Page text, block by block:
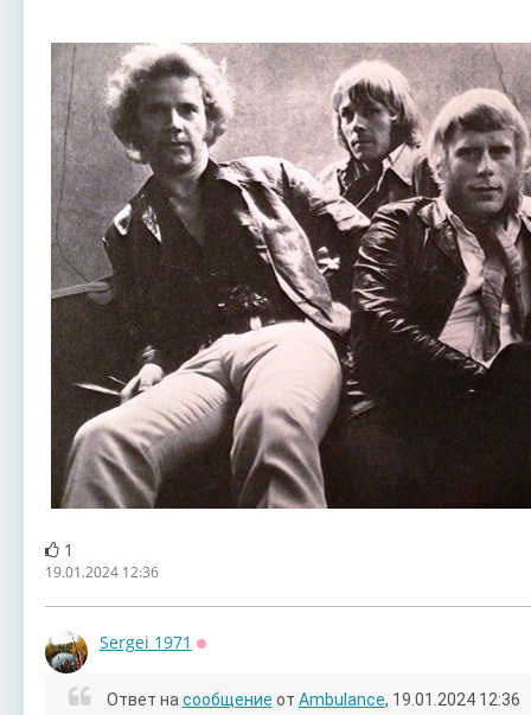
1
19.01.2024 12:36
Sergei 1971
Ответ на сообщение от Ambulance, 19.01.2024 12:36